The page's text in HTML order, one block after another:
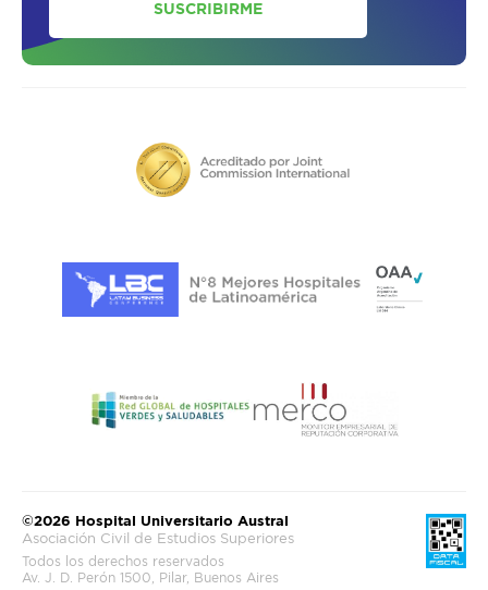
SUSCRIBIRME
©2026 Hospital Universitario Austral
Asociación Civil de Estudios Superiores
Todos los derechos reservados
Av. J. D. Perón 1500, Pilar, Buenos Aires